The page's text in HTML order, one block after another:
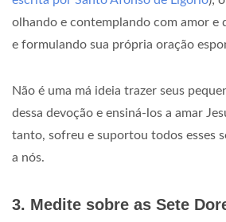
olhando e contemplando com amor e
e formulando sua própria oração
Não é uma má ideia trazer seus
dessa devoção e ensiná-los a amar
tanto, sofreu e suportou todos esses
a nós.
3. Medite sobre as Sete